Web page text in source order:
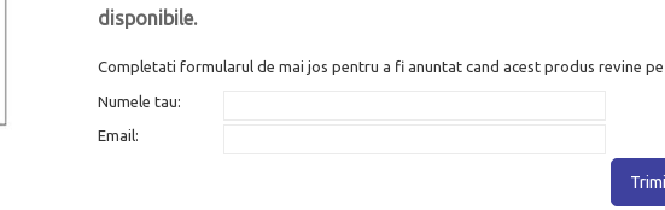
disponibile.
Completati formularul de mai jos pentru a fi anuntat cand acest produs revine pe
Numele tau:
Email: